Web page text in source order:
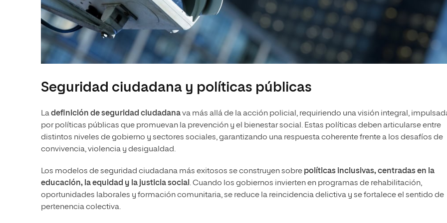
Seguridad ciudadana y políticas públicas
Ladefinición de seguridad ciudadanava más allá de la acción policial, requiriendo una visión integral,
por políticas públicas que promuevan la prevención y el bienestar social. Estas políticas deben articularse entre
distintos niveles de gobierno y sectores sociales, garantizando una respuesta coherente frente a los desafíos de
convivencia, violencia y desigualdad.
Los modelos de seguridad ciudadana más exitosos se construyen sobre políticas inclusivas, centradas en la
educación, la equidad y la justicia social . Cuando los gobiernos invierten en programas de rehabilitación,
oportunidades laborales y formación comunitaria, se reduce la reincidencia delictiva y se fortalece el sentido de
pertenencia colectiva.